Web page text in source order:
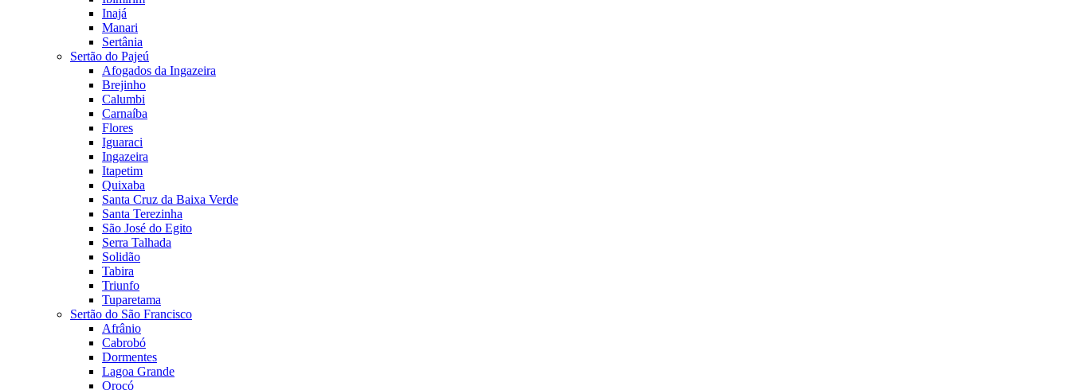
Inajá
Manari
Sertânia
Sertão do Pajeú
Afogados da Ingazeira
Brejinho
Calumbi
Carnaíba
Flores
Iguaraci
Ingazeira
Itapetim
Quixaba
Santa Cruz da Baixa Verde
Santa Terezinha
São José do Egito
Serra Talhada
Solidão
Tabira
Triunfo
Tuparetama
Sertão do São Francisco
Afrânio
Cabrobó
Dormentes
Lagoa Grande
Orocó